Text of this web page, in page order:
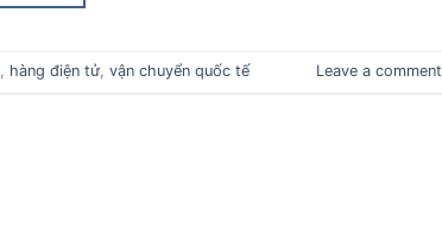
, hàng điện tử, vận chuyển quốc tế Leave a comment